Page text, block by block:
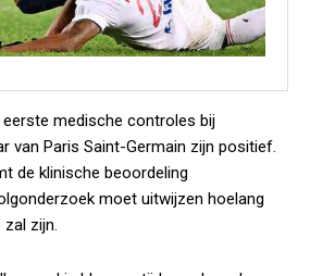
medische controles bij
van Paris Saint-Germain zijn positief.
de klinische beoordeling
moet uitwijzen hoelang
zijn.